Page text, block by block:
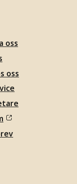
oss
oss